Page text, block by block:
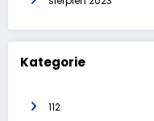
Kategorie
112